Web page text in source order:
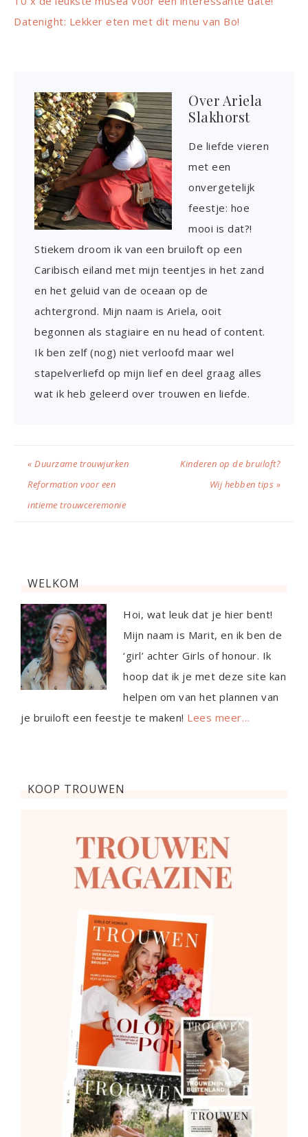
Datenight: Lekker eten met dit menu van Bo!
Over Ariela
Slakhorst
De liefde vieren
met een
onvergetelijk
feestje: hoe
mooi is dat?!
Stiekem droom ik van een bruiloft op een
Caribisch eiland met mijn teentjes in het zand
en het geluid van de oceaan op de
achtergrond. Mijn naam is Ariela, ooit
begonnen als stagiaire en nu head of content.
Ik ben zelf (nog) niet verloofd maar wel
stapelverliefd op mijn lief en deel graag alles
wat ik heb geleerd over trouwen en liefde.
« Duurzame trouwjurken
Reformation voor een
intieme trouwceremonie
Kinderen op de bruiloft?
Wij hebben tips »
WELKOM
Hoi, wat leuk dat je hier bent!
Mijn naam is Marit, en ik ben de
‘girl’ achter Girls of honour. Ik
hoop dat ik je met deze site kan
helpen om van het plannen van
je bruiloft een feestje te maken! Lees meer…
KOOP TROUWEN